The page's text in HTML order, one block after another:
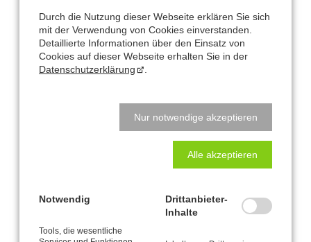
Schwangerschaftsgymnastik und Rückbildung nach der
CANTIENICA®-Methode:
und beglückt, wenn ich an die Geburt
. Vielen Dank für Deine
Unterstützung!!!!“ Annika
Termine
Das eigentlichenSchwangerschaftstraining
Durch die Nutzung dieser Webseite erklären Sie sich
mit der Verwendung von Cookies einverstanden.
Detaillierte Informationen über den Einsatz von
Cookies auf dieser Webseite erhalten Sie in der
Datenschutzerklärung
Nur notwendige akzeptieren
Alle akzeptieren
Notwendig
Tools, die wesentliche
Drittanbieter-
Inhalte